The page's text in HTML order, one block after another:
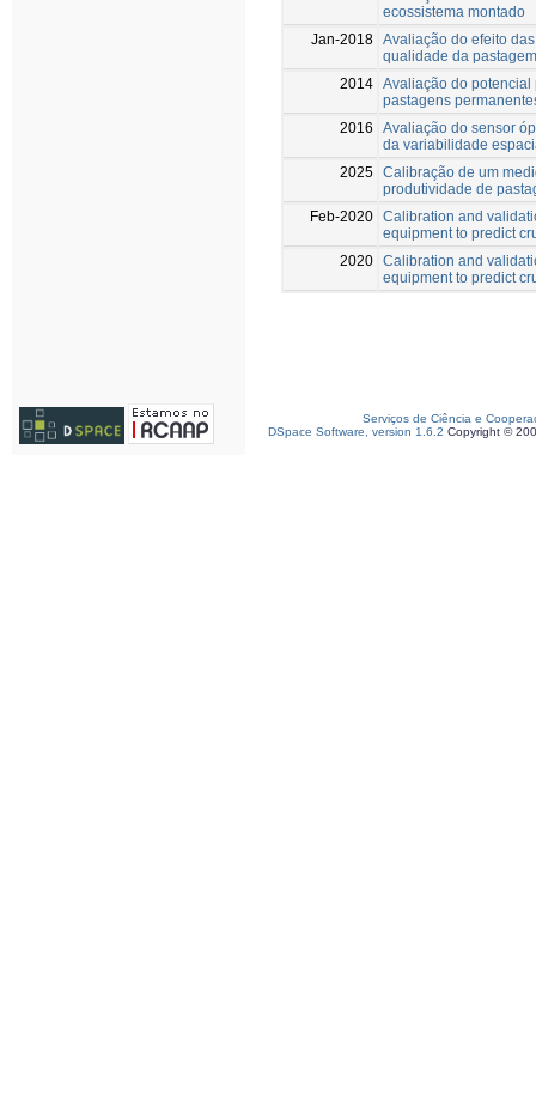
ecossistema montado
Jan-2018 Avaliação do efeito
qualidade da
2014 Avaliação do
pastagens
2016
Avaliação do sensor
da variabilidade
2025 Calibração de um
produtividade de
Feb-2020 Calibration and
equipment to predict
2020 Calibration and
equipment to predict
Serviços de Ciência e
DSpace Software, version 1.6.2 Copyright ©